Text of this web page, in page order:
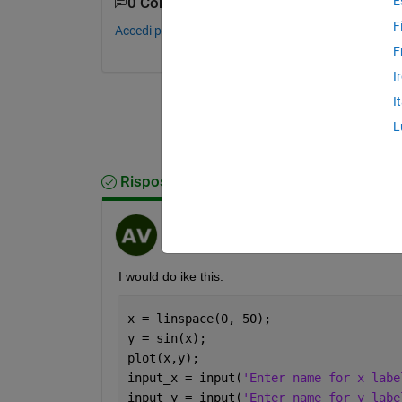
Accedi per commentare.
Risposta accettata
I would do ike this:
x = linspace(0, 50);
y = sin(x);
plot(x,y);
input_x = input( 'Enter name for x
input_y = input( 'Enter name for y